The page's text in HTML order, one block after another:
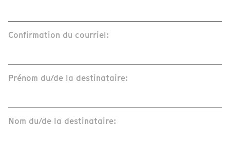
Confirmation du courriel:
Prénom du/de la destinataire:
Nom du/de la destinataire: